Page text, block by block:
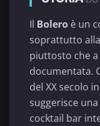
Il Bolero è un
soprattutto
piuttosto che a
documentata.
del XX secolo
suggerisce
cocktail bar